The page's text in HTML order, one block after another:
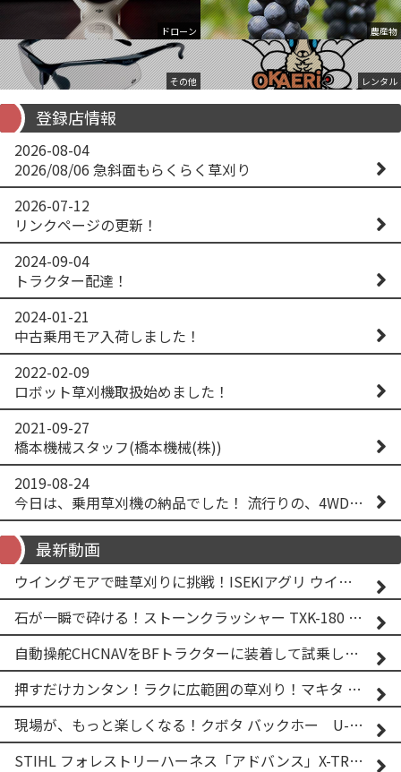
ドローン 農産物
その他 レンタル
登録店情報
2026-08-04
2026/08/06 急斜面もらくらく草刈り
2026-07-12
リンクページの更新！
2024-09-04
トラクター配達！
2024-01-21
中古乗用モア入荷しました！
2022-02-09
ロボット草刈機取扱始めました！
2021-09-27
橋本機械スタッフ(橋本機械(株))
2019-08-24
今日は、乗用草刈機の納品でした！ 流行りの、4WD！ #イセキアグリ #オーレック #四駆 #増税間近
最新動画
ウイングモアで畦草刈りに挑戦！ISEKIアグリ ウイングモア WM746AF
石が一瞬で砕ける！ストーンクラッシャー TXK-180 実演
自動操舵CHCNAVをBFトラクターに装着して試乗してみた！！ CHCNAV NX610
押すだけカンタン！ラクに広範囲の草刈り！マキタ バッテリー式草刈り機 MUG001G 2
現場が、もっと楽しくなる！クボタ バックホー U-25-3A
STIHL フォレストリーハーネス「アドバンス」X-TREEm